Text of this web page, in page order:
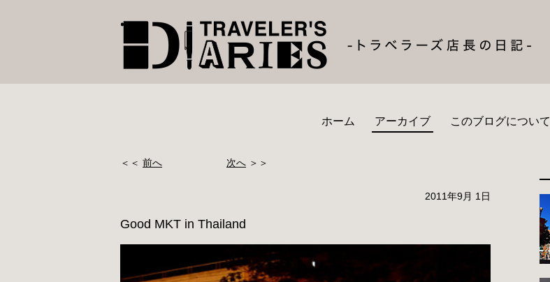
ホーム アーカイブ このブログについて
＜＜ 前へ 次へ ＞＞
2011年9月 1日
Good MKT in Thailand